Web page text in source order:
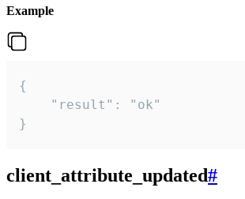
Example
{
    "result": "ok"
}
client_attribute_updated#